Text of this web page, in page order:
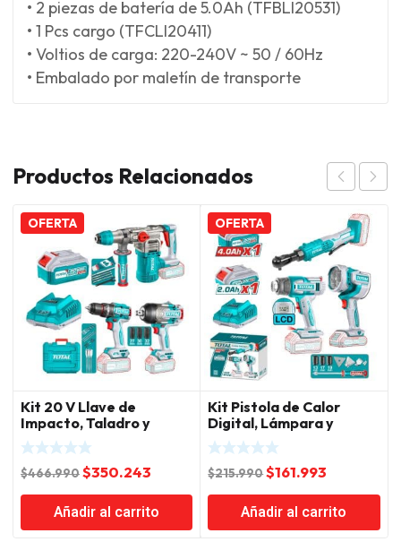
• 2 piezas de batería de 5.0Ah (TFBLI20531)
• 1 Pcs cargo (TFCLI20411)
• Voltios de carga: 220-240V ~ 50 / 60Hz
• Embalado por maletín de transporte
Productos Relacionados
OFERTA
Kit 20 V Llave de
Impacto, Taladro y
Rotomartillo
Inalámbrico Total
$466.990El
precio
original
era:
$350.243
precio
actual
es:
Añadir al carrito
OFERTA
Kit Pistola de Calor
Digital, Lámpara y
Chicharra 20V Total
$215.990El
precio
original
era:
$161.993
precio
actual
es:
Añadir al carrito